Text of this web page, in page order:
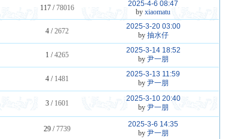
117 /78016
2025-4-6 08:47
byxiaomatu
4 /2672
2025-3-20 03:00
by 抽水仔
1 /4265
2025-3-14 18:52
by 尹一朋
4 / 1481
2025-3-13 11:59
by 尹一朋
3 / 1601
2025-3-10 20:40
by 尹一朋
29 /7739
2025-3-6 14:35
by 尹一朋